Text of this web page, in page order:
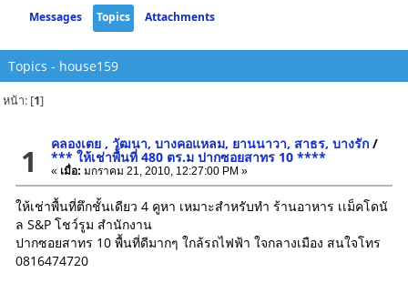
Messages Topics Attachments
Topics - house159
หน้า: [1]
1 คลองเตย , วัฒนา, บางคอแหลม, ยานนาวา, สาธร, บางรัก /
*** ให้เช่าพื้นที่ 480 ตร.ม ปากซอยสาทร 10 ****
« เมื่อ: มกราคม 21, 2010, 12:27:00 PM »
ให้เช่าพื้นที่ตึกชั้นเดียว 4 คูหา เหมาะสำหรับทำ ร้านอาหาร เเม็คโดนั
ล S&P โชว์รูม สำนักงาน
ปากซอยสาทร 10 พื้นที่ดีมากๆ ใกล้รถไฟฟ้า ใจกลางเมือง สนใจโทร
0816474720